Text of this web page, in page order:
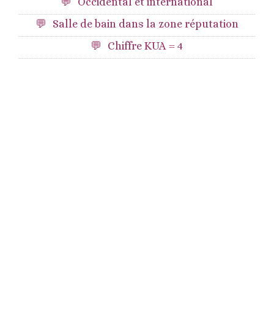
Salle de bain dans la zone réputation
Chiffre KUA = 4